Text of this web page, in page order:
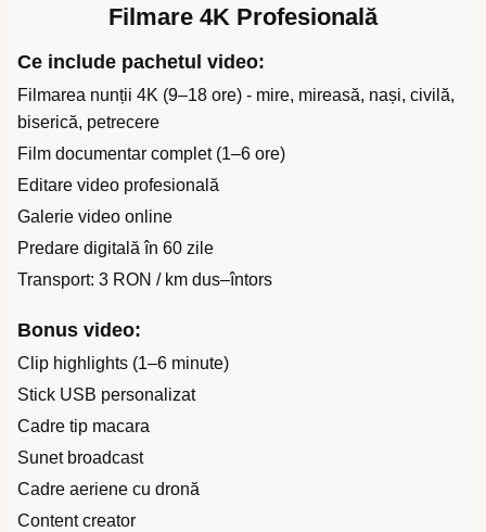
Filmare 4K Profesională
Ce include pachetul video:
Filmarea nunții 4K (9–18 ore) - mire, mireasă, nași, civilă,
biserică, petrecere
Film documentar complet (1–6 ore)
Editare video profesională
Galerie video online
Predare digitală în 60 zile
Transport: 3 RON / km dus–întors
Bonus video:
Clip highlights (1–6 minute)
Stick USB personalizat
Cadre tip macara
Sunet broadcast
Cadre aeriene cu dronă
Content creator